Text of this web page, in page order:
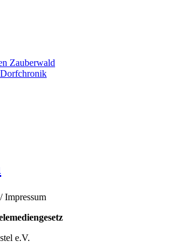
Zauberwald
/ Impressum
e.V.